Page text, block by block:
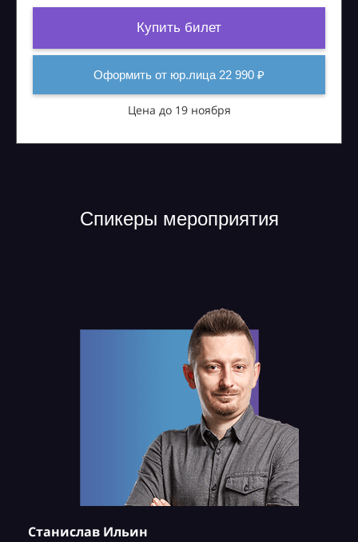
Купить билет
Оформить от юр.лица 22 990 ₽
Цена до 19 ноября
Спикеры мероприятия
Станислав Ильин